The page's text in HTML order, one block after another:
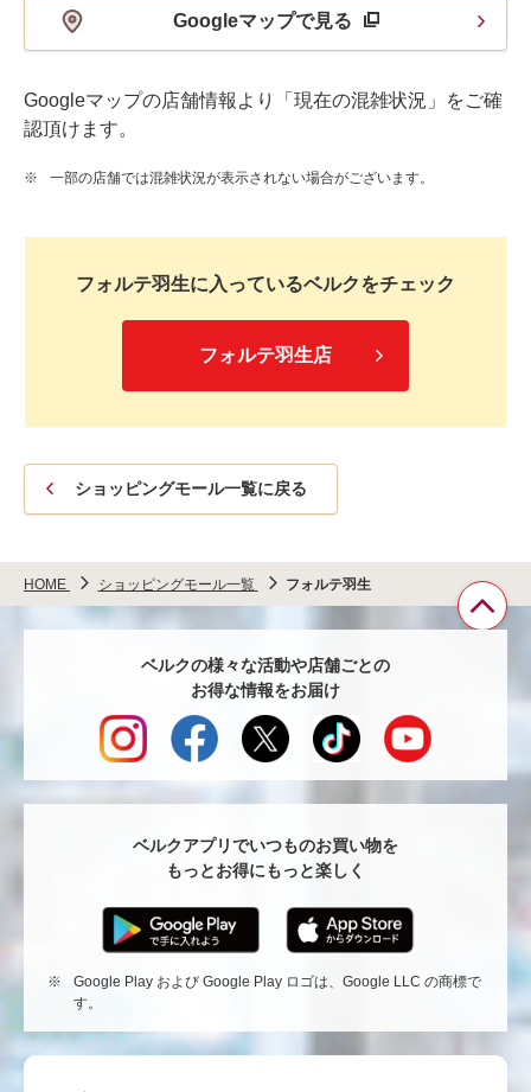
Googleマップで見る
Googleマップの店舗情報より「現在の混雑状況」をご確
認頂けます。
※ 一部の店舗では混雑状況が表示されない場合がございます。
フォルテ羽生に入っているベルクをチェック
フォルテ羽生店
ショッピングモール一覧に戻る
HOME ショッピングモール一覧 フォルテ羽生
ベルクの様々な活動や店舗ごとの
お得な情報をお届け
ベルクアプリでいつものお買い物を
もっとお得にもっと楽しく
※
Google Play および Google Play ロゴは、Google LLC の商標で
す。